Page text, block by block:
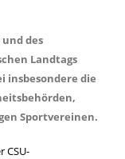
des
Landtags
insbesondere die
Sportvereinen.
CSU-